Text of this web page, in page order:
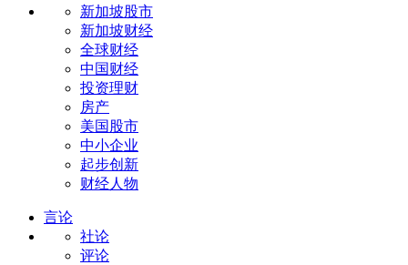
新加坡股市
新加坡财经
全球财经
中国财经
投资理财
房产
美国股市
中小企业
起步创新
财经人物
言论
社论
评论